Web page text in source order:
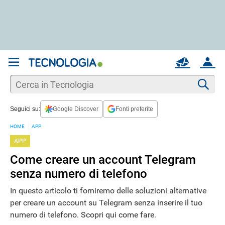
ACCOUNT
MAIL
Seguici su: Google Discover Fonti preferite
HOME APP
APP
Come creare un account Telegram
senza numero di telefono
In questo articolo ti forniremo delle soluzioni alternative
per creare un account su Telegram senza inserire il tuo
numero di telefono. Scopri qui come fare.